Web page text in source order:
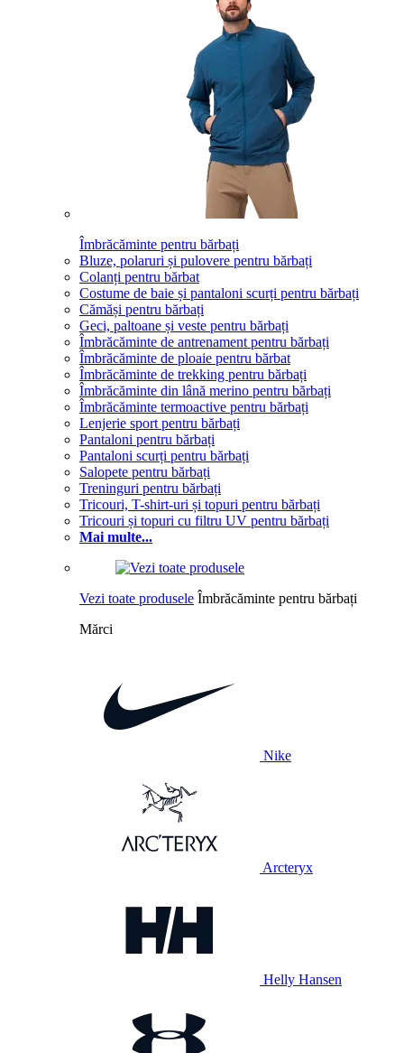
Îmbrăcăminte pentru bărbați
Bluze, polaruri și pulovere pentru bărbați
Colanți pentru bărbat
Costume de baie și pantaloni scurți pentru bărbați
Cămăși pentru bărbați
Geci, paltoane și veste pentru bărbați
Îmbrăcăminte de antrenament pentru bărbați
Îmbrăcăminte de ploaie pentru bărbat
Îmbrăcăminte de trekking pentru bărbați
Îmbrăcăminte din lână merino pentru bărbați
Îmbrăcăminte termoactive pentru bărbați
Lenjerie sport pentru bărbați
Pantaloni pentru bărbați
Pantaloni scurți pentru bărbați
Salopete pentru bărbați
Treninguri pentru bărbați
Tricouri, T-shirt-uri și topuri pentru bărbați
Tricouri și topuri cu filtru UV pentru bărbați
Mai multe...
Vezi toate produsele Îmbrăcăminte pentru bărbați
Mărci
Nike
Arcteryx
Helly Hansen